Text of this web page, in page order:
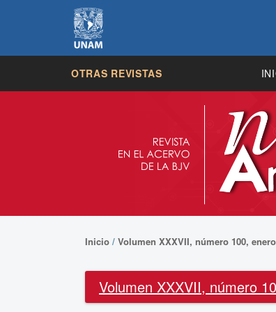
OTRAS REVISTAS
Inicio / Volumen XXXVII, número 100,
Volumen XXXVII, número